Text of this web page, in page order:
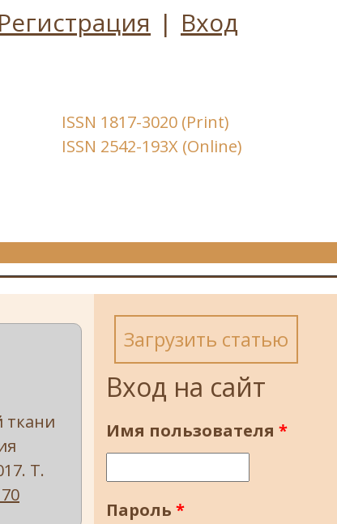
Регистрация | Вход
ISSN 1817-3020 (Print)
ISSN 2542-193X (Online)
ткани
Т.
Загрузить статью
Вход на сайт
Имя пользователя *
Пароль *